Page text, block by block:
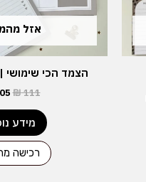
אזל
הצמד הכי שימושי
₪111
מידע
רכישה